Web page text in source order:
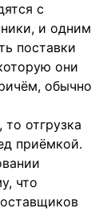
с
и одним
поставки
они
обычно
отгрузка
приёмкой.
что